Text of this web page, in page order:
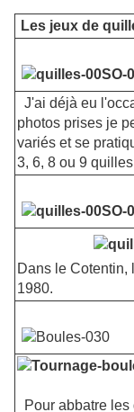
Les jeux de
J'ai déjà eu
photos prises je
variés et se
3, 6, 8 ou 9
Dans le Cotentin,
1980.
Pour abbatre